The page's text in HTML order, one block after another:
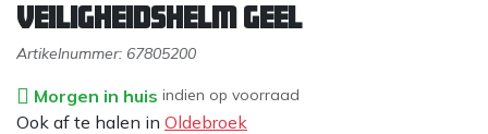
veiligheidshelm geel
Artikelnummer: 67805200
Morgen in huis indien op voorraad
Ook af te halen in Oldebroek